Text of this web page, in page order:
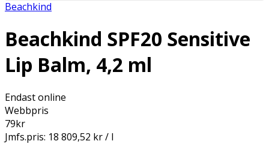
Beachkind
Beachkind SPF20 Sensitive
Lip Balm, 4,2 ml
Endast online
Webbpris
79kr
Jmfs.pris: 18 809,52 kr / l